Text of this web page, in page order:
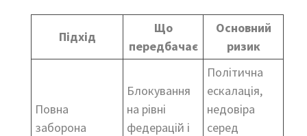
Підхід
Що
передбачає
Основний
ризик
Повна
заборона
Блокування
на рівні
федерацій і
Політична
ескалація,
недовіра
серед